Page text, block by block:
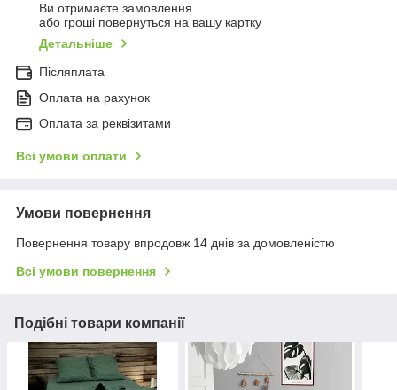
Ви отримаєте замовлення
або гроші повернуться на вашу картку
Детальніше
Післяплата
Оплата на рахунок
Оплата за реквізитами
Всі умови оплати
Умови повернення
Повернення товару впродовж 14 днів за домовленістю
Всі умови повернення
Подібні товари компанії